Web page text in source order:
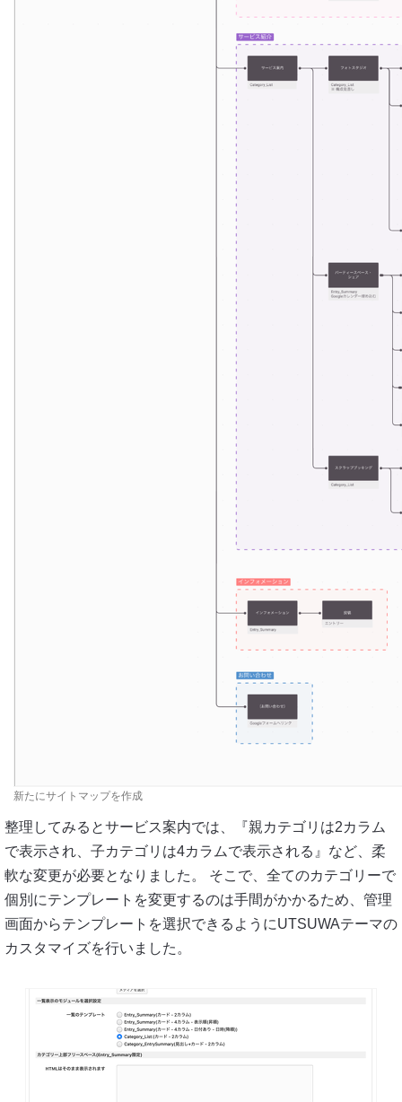
新たにサイトマップを作成
整理してみるとサービス案内では、『親カテゴリは2カラム
で表示され、子カテゴリは4カラムで表示される』など、柔
軟な変更が必要となりました。 そこで、全てのカテゴリーで
個別にテンプレートを変更するのは手間がかかるため、管理
画面からテンプレートを選択できるようにUTSUWAテーマの
カスタマイズを行いました。